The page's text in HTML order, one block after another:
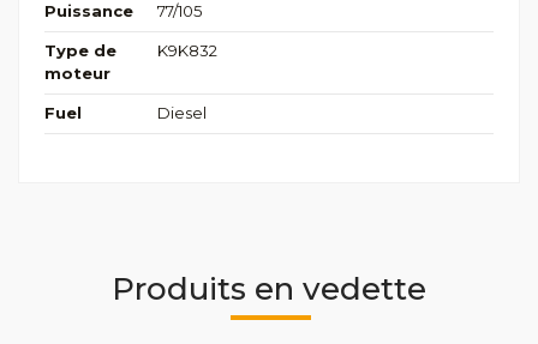
Puissance 77/105
Type de
moteur
K9K832
Fuel Diesel
Produits en vedette